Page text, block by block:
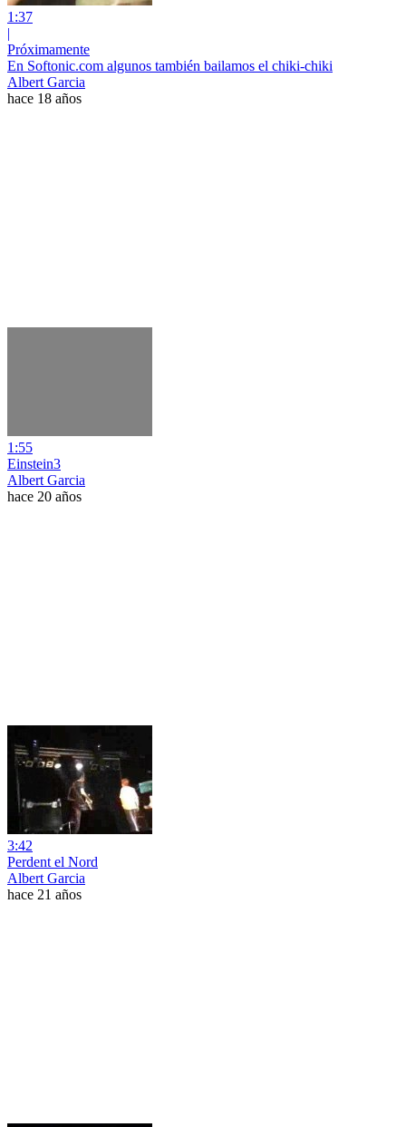
1:37
|
Próximamente
En Softonic.com algunos también bailamos el chiki-chiki
Albert Garcia
hace 18 años
1:55
Einstein3
Albert Garcia
hace 20 años
3:42
Perdent el Nord
Albert Garcia
hace 21 años